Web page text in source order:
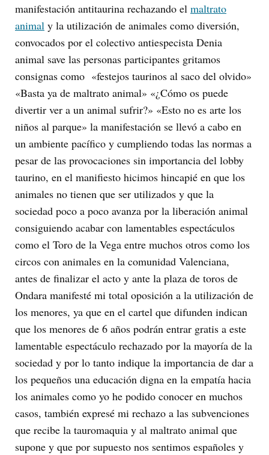
manifestación antitaurina rechazando el maltrato
animal y la utilización de animales como diversión,
convocados por el colectivo antiespecista Denia
animal save las personas participantes gritamos
consignas como «festejos taurinos al saco del olvido»
«Basta ya de maltrato animal» «¿Cómo os puede
divertir ver a un animal sufrir?» «Esto no es arte los
niños al parque» la manifestación se llevó a cabo en
un ambiente pacífico y cumpliendo todas las normas a
pesar de las provocaciones sin importancia del lobby
taurino, en el manifiesto hicimos hincapié en que los
animales no tienen que ser utilizados y que la
sociedad poco a poco avanza por la liberación animal
consiguiendo acabar con lamentables espectáculos
como el Toro de la Vega entre muchos otros como los
circos con animales en la comunidad Valenciana,
antes de finalizar el acto y ante la plaza de toros de
Ondara manifesté mi total oposición a la utilización de
los menores, ya que en el cartel que difunden indican
que los menores de 6 años podrán entrar gratis a este
lamentable espectáculo rechazado por la mayoría de la
sociedad y por lo tanto indique la importancia de dar a
los pequeños una educación digna en la empatía hacia
los animales como yo he podido conocer en muchos
casos, también expresé mi rechazo a las subvenciones
que recibe la tauromaquia y al maltrato animal que
supone y que por supuesto nos sentimos españoles y